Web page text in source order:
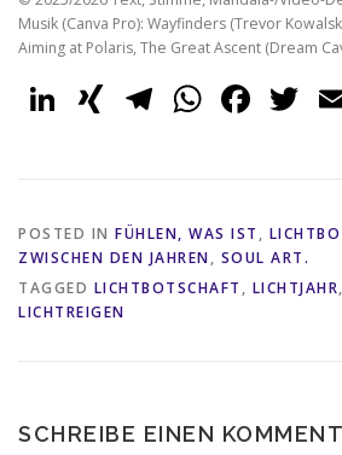
Musik (Canva Pro): Wayfinders (Trevor
Aiming at Polaris, The Great Ascent (Dream
LinkedIn
XINGTelegram
POSTED IN FÜHLEN, WAS IST ,
ZWISCHEN DEN JAHREN, SOUL ART.
TAGGED LICHTBOTSCHAFT , LICHTJAHR,
LICHTREIGEN
SCHREIBE EINEN